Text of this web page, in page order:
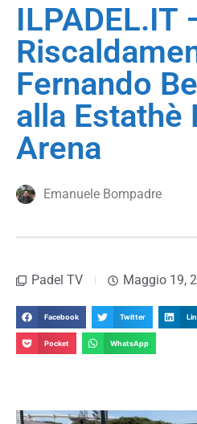
ILPADEL.IT
Fernando
alla Estathè
Arena
Emanuele Bompadre
Padel TV Maggio 19,
Facebook Twitter
Pocket WhatsApp